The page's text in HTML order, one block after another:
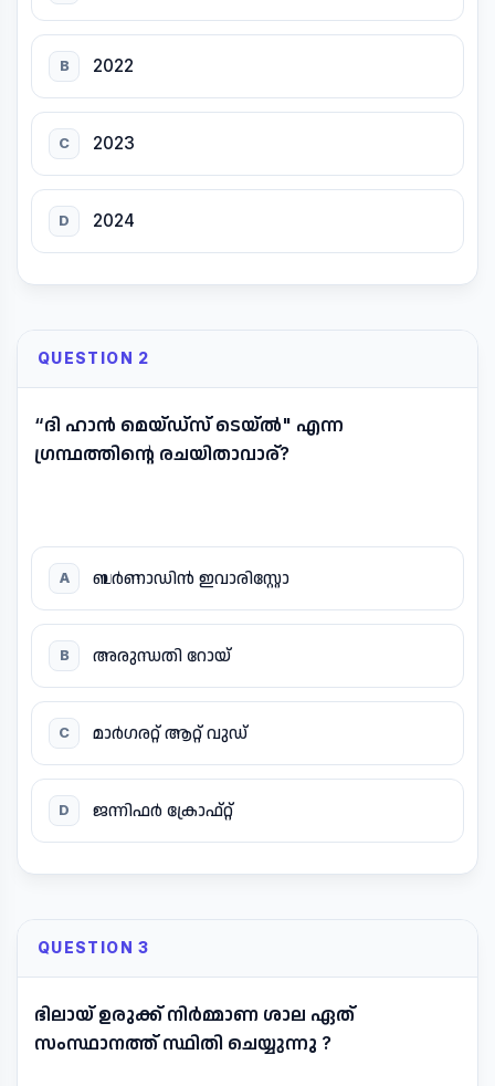
B 2022
C 2023
D 2024
QUESTION 2
“ദി ഹാൻ മെയ്ഡ്സ് ടെയ്ൽ" എന്ന
ഗ്രന്ഥത്തിന്റെ രചയിതാവാര്?
A ബർണാഡിൻ ഇവാരിസ്റ്റോ
B അരുന്ധതി റോയ്
C മാർഗരറ്റ് ആറ്റ് വുഡ്
D ജന്നിഫർ ക്രോഫ്റ്റ്
QUESTION 3
ഭിലായ് ഉരുക്ക് നിർമ്മാണ ശാല ഏത്
സംസ്ഥാനത്ത് സ്ഥിതി ചെയ്യുന്നു ?